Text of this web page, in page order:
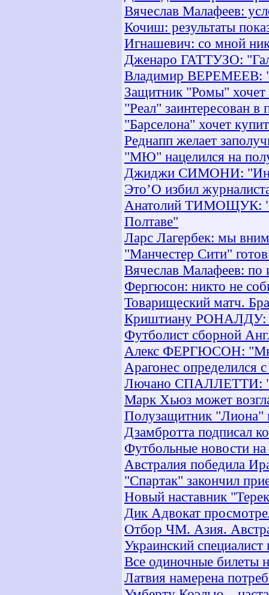
Вячеслав Малафеев:
Кочиш: результаты
Игнашевич: со мной
Дженаро ГАТТУЗО:
Владимир ВЕРЕМЕЕВ:
Защитник "Ромы"
"Реал" заинтересован
"Барселона" хочет
Реднапп желает
"МЮ" нацелился на
Джиджи СИМОНИ:
Это’О избил
Анатолий ТИМОЩУК:
Полтаве"
Ларс Лагербек: мы
"Манчестер Сити"
Вячеслав Малафеев: по
Фергюсон: никто не
Товарищеский матч.
Криштиану РОНАЛДУ:
Футболист сборной
Алекс ФЕРГЮСОН:
Арагонес определился
Лючано СПАЛЛЕТТИ:
Марк Хьюз может
Полузащитник
Дзамбротта подписал
Футбольные новости
Австралия победила
"Спартак" закончил
Новый наставник
Дик Адвокат
Отбор ЧМ. Азия.
Украинский специалист
Все одиночные билеты
Латвия намерена